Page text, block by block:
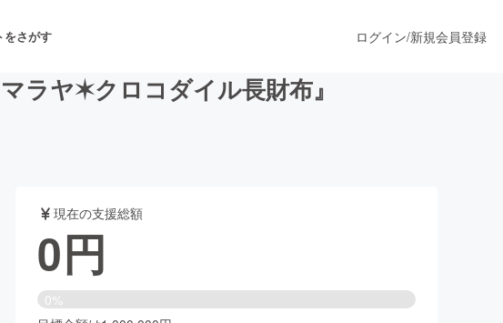
をさがす
フォーマンス
ログイン/新規会員登録
ラヤ✶クロコダイル長財布』
現在の支援総額
0円
0%